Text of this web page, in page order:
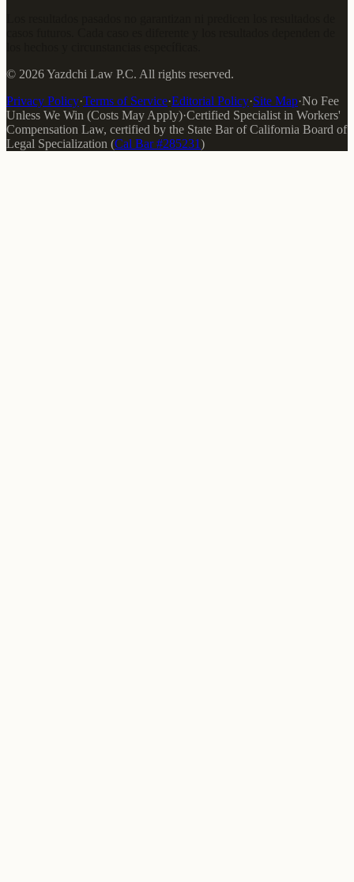
© 2026Yazdchi Law P.C. All rights reserved.
Privacy Policy·Terms of Service·Editorial Policy·Site Map·No Fee
Unless We Win (Costs May Apply)·Certified Specialist in Workers'
Compensation Law, certified by the State Bar of California Board of
Legal Specialization (Cal Bar #285231)